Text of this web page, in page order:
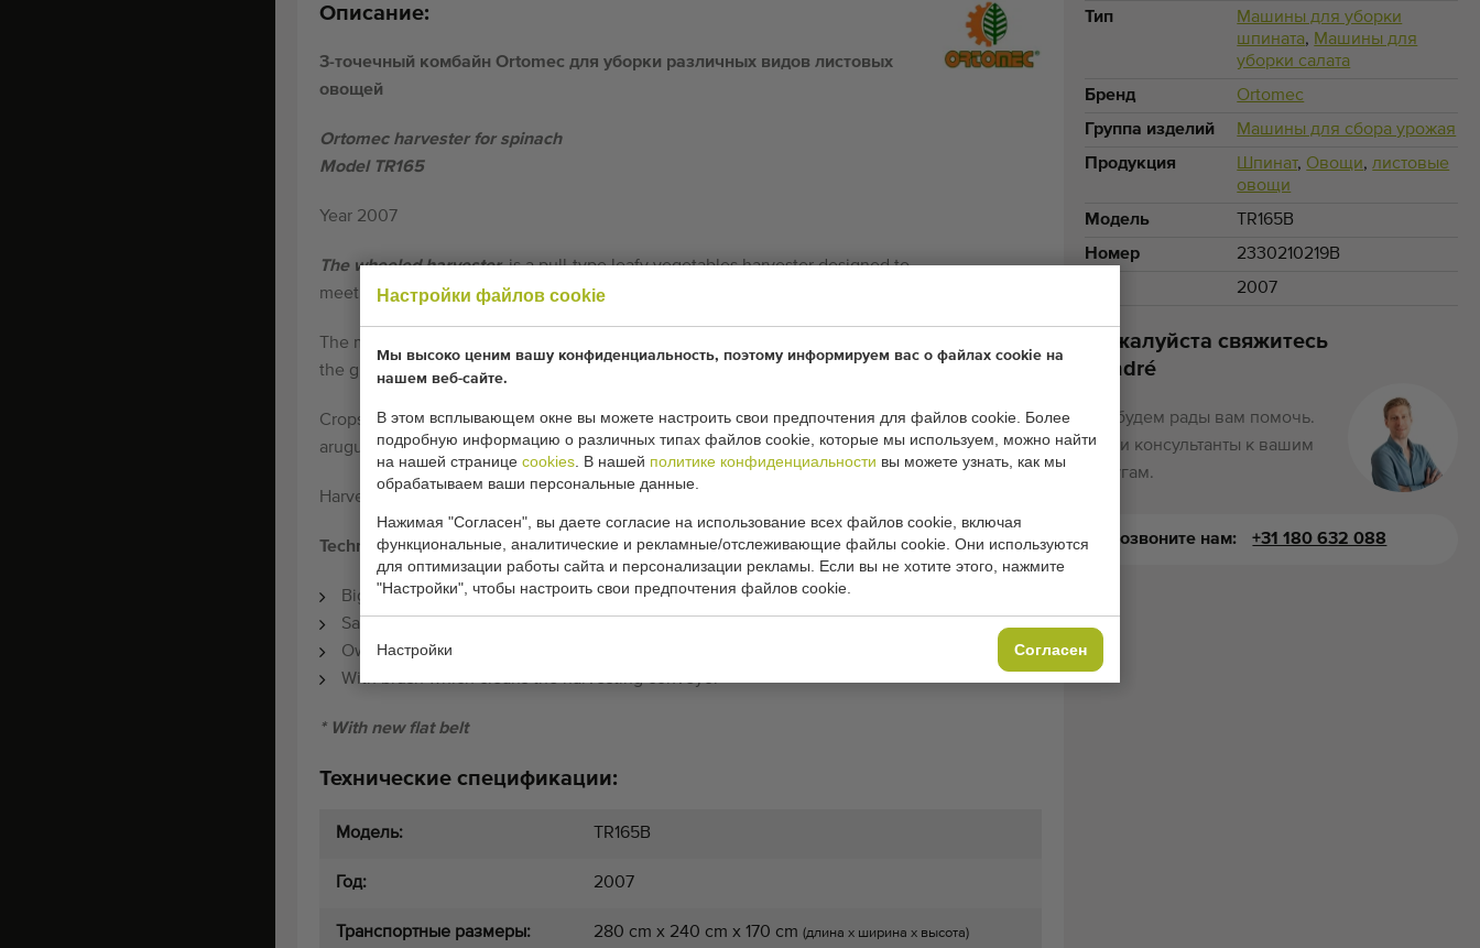
Настройки файлов cookie
Мы высоко ценим вашу конфиденциальность, поэтому информируем вас о файлах cookie на
нашем веб-сайте.
В этом всплывающем окне вы можете настроить свои предпочтения для файлов cookie. Более
подробную информацию о различных типах файлов cookie, которые мы используем, можно найти
на нашей странице cookies . В нашей политике конфиденциальности вы можете узнать, как мы
обрабатываем ваши персональные данные.
Нажимая "Согласен", вы даете согласие на использование всех файлов cookie, включая
функциональные, аналитические и рекламные/отслеживающие файлы cookie. Они используются
для оптимизации работы сайта и персонализации рекламы. Если вы не хотите этого, нажмите
"Настройки", чтобы настроить свои предпочтения файлов cookie.
Настройки Согласен
Описание:
3-точечный комбайн Ortomec для уборки различных видов листовых
овощей
Ortomec harvester for spinach
Model TR165
Year 2007
The wheeled harvester,is a pull-type leafy vegetables harvester designed to
meet the needs of growers with relatively small acreage.
The machine is suitable for open field harvesting or harvesting in
the greenhouse
Crops: all leafy crops that are cut above the soil level (baby leaf, spinach,
arugula, etc.)
Harvester for behind tractor
Technical data:
Big working platform
Saw cutting system for aprox 160 cm beds
Own hydraulic system with PTO pump
With brush which cleans the harvesting conveyor
* With new flat belt
Технические спецификации:
Модель: TR165B
Год: 2007
Транспортные размеры: 280 cm x 240 cm x 170 cm (длина x ширина x высота)
Тип
Машины для уборки
шпината, Машины для
уборки салата
Бренд
Ortomec
Группа изделий
Машины для сбора урожая
Продукция
Шпинат, Овощи,листовые
овощи
Модель
TR165B
Номер
2330210219B
2007
Пожалуйста свяжитесь
Sandré
Мы будем рады вам помочь.
Наши консультанты к вашим
услугам.
Позвоните нам: +31 180 632 088